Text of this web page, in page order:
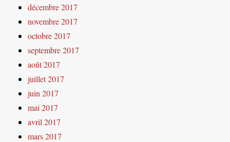
décembre 2017
novembre 2017
octobre 2017
septembre 2017
août 2017
juillet 2017
juin 2017
mai 2017
avril 2017
mars 2017